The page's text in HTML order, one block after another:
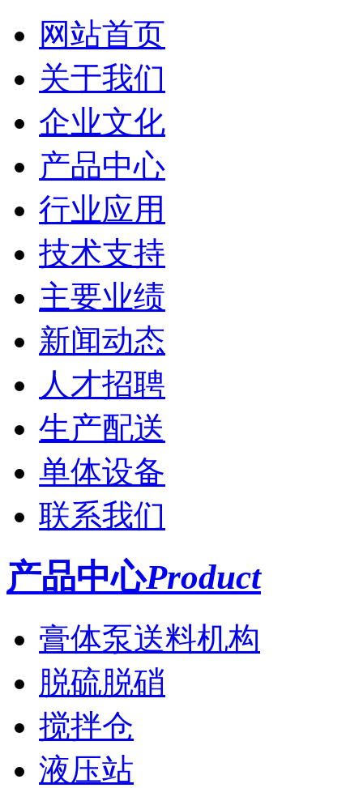
网站首页
关于我们
企业文化
产品中心
行业应用
技术支持
主要业绩
新闻动态
人才招聘
生产配送
单体设备
联系我们
产品中心Product
膏体泵送料机构
脱硫脱硝
搅拌仓
液压站